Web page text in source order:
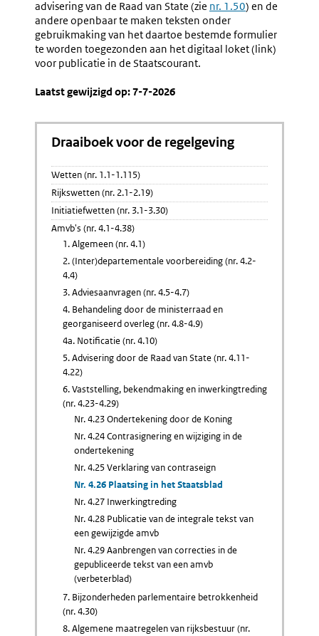
advisering van de Raad van State (zie nr. 1.50) en de
andere openbaar te maken teksten onder
gebruikmaking van het daartoe bestemde formulier
te worden toegezonden aan het digitaal loket (link)
voor publicatie in de Staatscourant.
Laatst gewijzigd op: 7-7-2026
Draaiboek voor de regelgeving
Wetten (nr. 1.1-1.115)
Rijkswetten (nr. 2.1-2.19)
Initiatiefwetten (nr. 3.1-3.30)
Amvb's (nr. 4.1-4.38)
1. Algemeen (nr. 4.1)
2. (Inter)departementale voorbereiding (nr. 4.2-
4.4)
3. Adviesaanvragen (nr. 4.5-4.7)
4. Behandeling door de ministerraad en
georganiseerd overleg (nr. 4.8-4.9)
4a. Notificatie (nr. 4.10)
5. Advisering door de Raad van State (nr. 4.11-
4.22)
6. Vaststelling, bekendmaking en inwerkingtreding
(nr. 4.23-4.29)
Nr. 4.23 Ondertekening door de Koning
Nr. 4.24 Contrasignering en wijziging in de
ondertekening
Nr. 4.25 Verklaring van contraseign
Nr. 4.26 Plaatsing in het Staatsblad
Nr. 4.27 Inwerkingtreding
Nr. 4.28 Publicatie van de integrale tekst van
een gewijzigde amvb
Nr. 4.29 Aanbrengen van correcties in de
gepubliceerde tekst van een amvb
(verbeterblad)
7. Bijzonderheden parlementaire betrokkenheid
(nr. 4.30)
8. Algemene maatregelen van rijksbestuur (nr.